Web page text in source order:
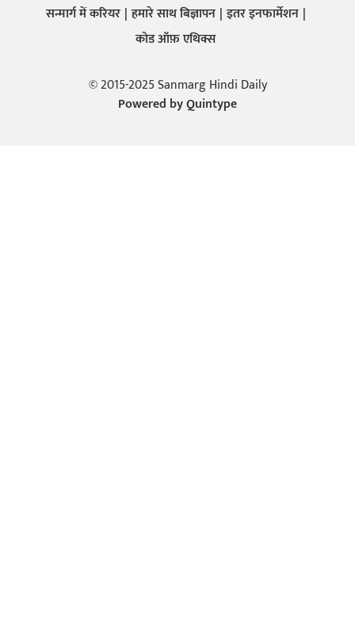
सन्मार्ग में करियर हमारे साथ बिज्ञापन इतर इनफार्मेशन
कोड ऑफ़ एथिक्स
© 2015-2025 Sanmarg Hindi Daily
Powered byQuintype